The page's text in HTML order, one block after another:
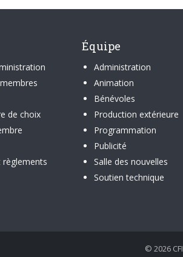
de choix
règlements
Équipe
Administration
Animation
Bénévoles
Production extérieure
Programmation
Publicité
Salle des nouvelles
Soutien technique
© 2026